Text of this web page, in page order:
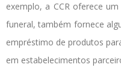
exemplo, a CCR oferece
funeral, também fornece
empréstimo de produtos
em estabelecimentos